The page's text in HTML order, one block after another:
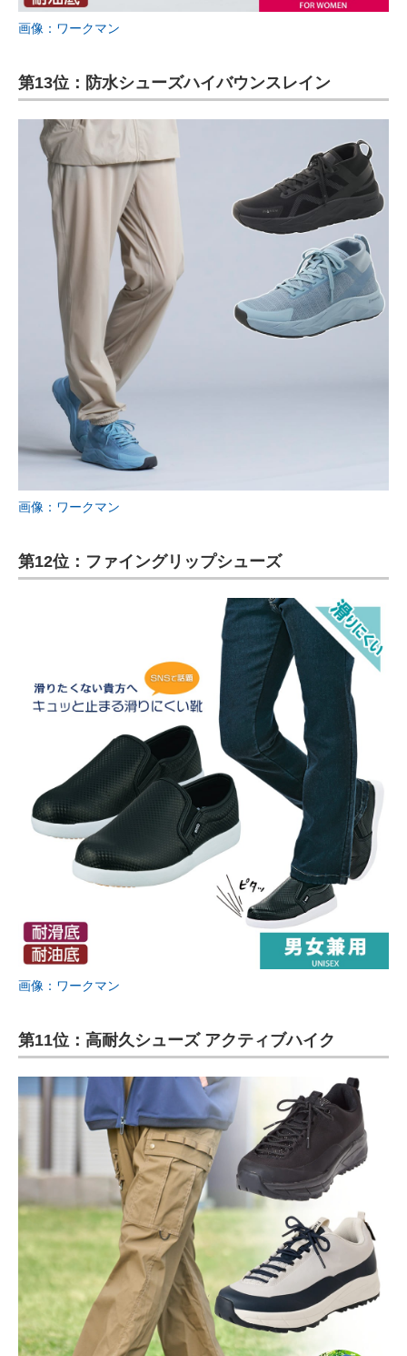
画像：ワークマン
第13位：防水シューズハイバウンスレイン
画像：ワークマン
第12位：ファイングリップシューズ
画像：ワークマン
第11位：高耐久シューズ アクティブハイク